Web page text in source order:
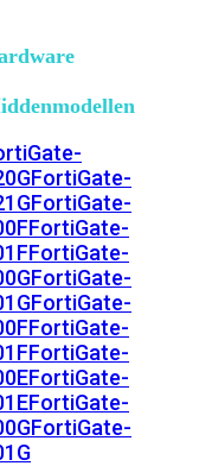
FortiGate-
FortiGate-
FortiGate-
FortiGate-
FortiGate-
FortiGate-
FortiGate-
FortiGate-
FortiGate-
FortiGate-
FortiGate-